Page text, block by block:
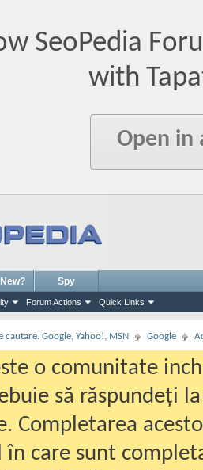
SeoPedia
with
Open in
Forum Actions Quick Links
Spy
cautare. Google, Yahoo!, MSN Google
o comunitate
să răspundeți
Completarea
în care sunt